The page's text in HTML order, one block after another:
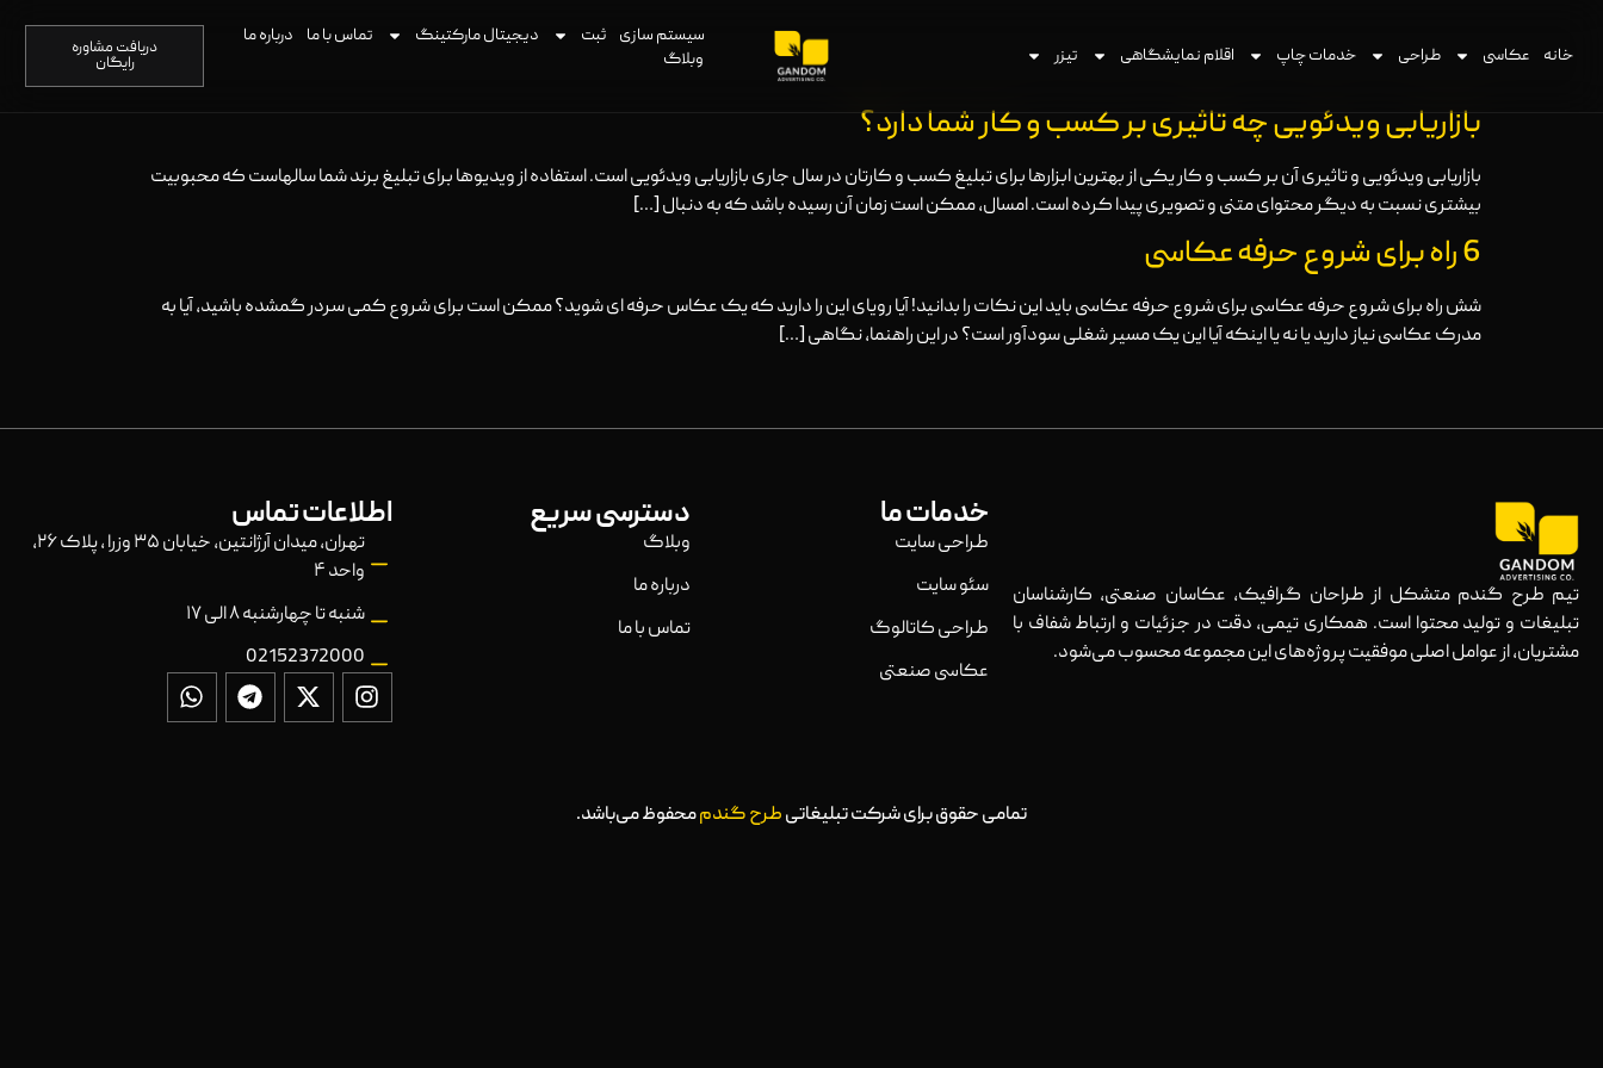
خانه عکاسی طراحی خدمات چاپ اقلام نمایشگاهی تیزر
سیستم سازی ثبت دیجیتال مارکتینگ تماس با ما
درباره ما
وبلاگ
دریافت مشاوره
رایگان
بازاریابی ویدئویی چه تاثیری بر کسب و کار شما دارد؟
بازاریابی ویدئویی و تاثیری آن بر کسب و کار یکی از بهترین ابزارها برای تبلیغ کسب و کارتان در سال جاری بازاریابی ویدئویی است. استفاده از ویدیوها برای تبلیغ برند شما سالهاست که محبوبیت
بیشتری نسبت به دیگر محتوای متنی و تصویری پیدا کرده است. امسال، ممکن است زمان آن رسیده باشد که به دنبال […]
6 راه برای شروع حرفه عکاسی
شش راه برای شروع حرفه عکاسی برای شروع حرفه عکاسی باید این نکات را بدانید! آیا رویای این را دارید که یک عکاس حرفه ای شوید؟ ممکن است برای شروع کمی سردر گمشده باشید، آیا به
مدرک عکاسی نیاز دارید یا نه یا اینکه آیا این یک مسیر شغلی سودآور است؟ در این راهنما، نگاهی […]
تیم طرح گندم متشکل از طراحان گرافیک، عکاسان صنعتی، کارشناسان
تبلیغات و تولید محتوا است. همکاری تیمی، دقت در جزئیات و ارتباط شفاف با
مشتریان، از عوامل اصلی موفقیت پروژه‌های این مجموعه محسوب می‌شود.
خدمات ما
طراحی سایت
سئو سایت
طراحی کاتالوگ
عکاسی صنعتی
دسترسی سریع
وبلاگ
درباره ما
تماس با ما
اطلاعات تماس
تهران، میدان آرژانتین، خیابان ۳۵ وزرا ، پلاک ۲۶،
واحد ۴
شنبه تا چهارشنبه ۸ الی ۱۷
02152372000
تمامی حقوق برای شرکت تبلیغاتیطرح گندممحفوظ می‌باشد.